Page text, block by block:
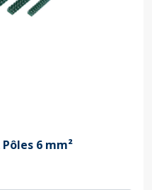
6 mm²